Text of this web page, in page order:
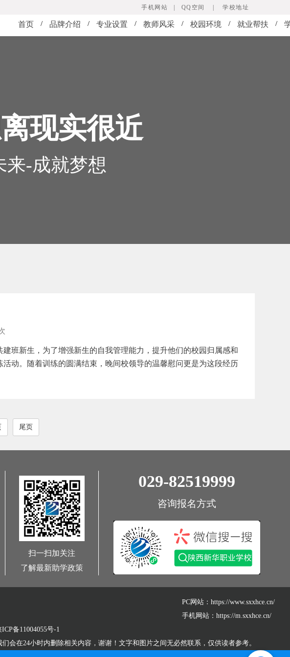
手机网站 QQ空间 学校地址
首页 / 品牌介绍 / 专业设置 / 教师风采 / 校园环境 / 就业帮扶 /
现实很近
来-成就梦想
班新生，为了增强新生的自我管理能力，提升他们的校园归属感和
动。随着训练的圆满结束，晚间校领导的温馨慰问更是为这段经历
尾页
扫一扫加关注
了解最新助学政策
029-82519999
咨询报名方式
PC网站：https://www.sxxhce.cn/
手机网站：https://m.sxxhce.cn/
ICP备11004055号-1
在24小时内删除相关内容，谢谢！文字和图片之间无必然联系，仅供读者参考。